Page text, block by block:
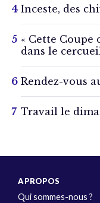
Inceste, des
« Cette Coupe
dans le
Rendez-vous
Travail le
A PROPOS
Qui sommes-nous ?